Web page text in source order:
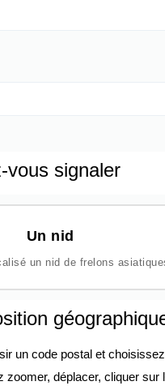
vous signaler
Un nid
un nid de frelons
un code postal et
zoomer, déplacer, cliquer